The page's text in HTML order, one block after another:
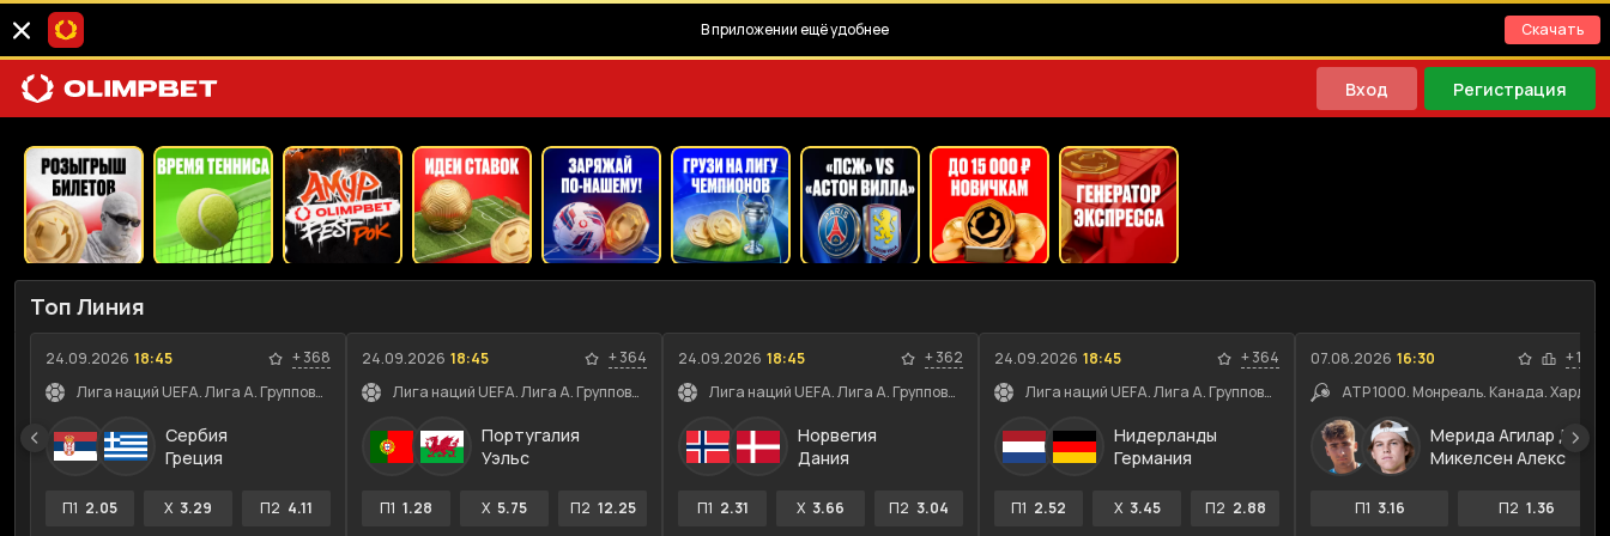
В приложении ещё удобнее Скачать
Вход Регистрация
Топ Линия
24.09.2026 18:45 +368
Лига наций UEFA. Лига A. Групповой этап
Сербия
Греция
П1 2.05 X 3.29 П2 4.11
24.09.2026 18:45 +364
Лига наций UEFA. Лига A. Групповой этап
Португалия
Уэльс
П1 1.28 X 5.75 П2 12.25
24.09.2026 18:45 +362
Лига наций UEFA. Лига A. Групповой этап
Норвегия
Дания
П1 2.31 X 3.66 П2 3.04
24.09.2026 18:45 +364
Лига наций UEFA. Лига A. Групповой этап
Нидерланды
Германия
П1 2.52 X 3.45 П2 2.88
07.08.2026 16:30 +116
ATP 1000. Монреаль. Канада. Хард
Мерида Агилар Даниэль
Микелсен Алекс
П1 3.16 П2 1.36